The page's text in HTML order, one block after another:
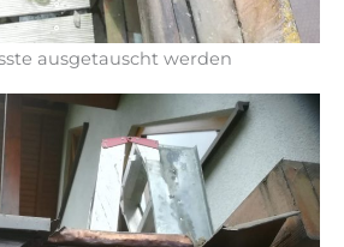
ausgetauscht werden